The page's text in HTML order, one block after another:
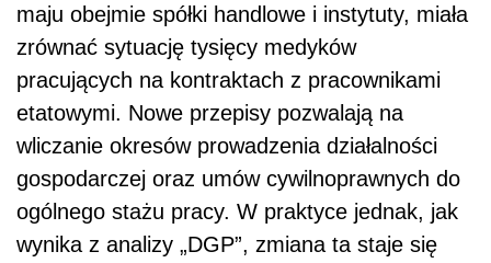
maju obejmie spółki handlowe i instytuty, miała
zrównać sytuację tysięcy medyków
pracujących na kontraktach z pracownikami
etatowymi. Nowe przepisy pozwalają na
wliczanie okresów prowadzenia działalności
gospodarczej oraz umów cywilnoprawnych do
ogólnego stażu pracy. W praktyce jednak, jak
wynika z analizy „DGP”, zmiana ta staje się